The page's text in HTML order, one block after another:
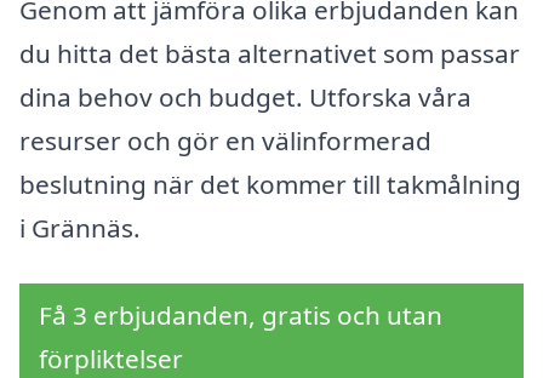
Genom att jämföra olika erbjudanden kan
du hitta det bästa alternativet som passar
dina behov och budget. Utforska våra
resurser och gör en välinformerad
beslutning när det kommer till takmålning
i Grännäs.
Få 3 erbjudanden, gratis och utan
förpliktelser